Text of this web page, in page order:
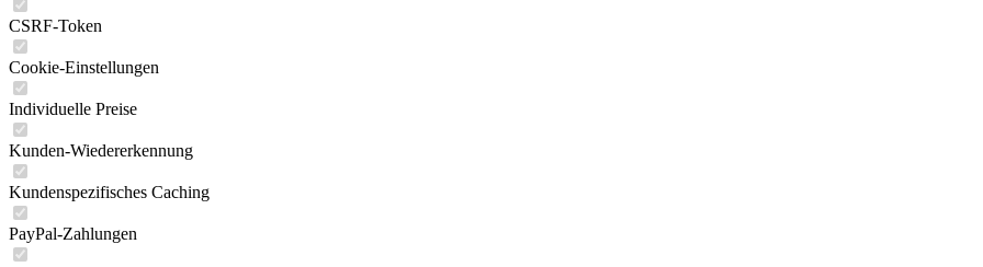
CSRF-Token
Cookie-Einstellungen
Individuelle Preise
Kunden-Wiedererkennung
Kundenspezifisches Caching
PayPal-Zahlungen